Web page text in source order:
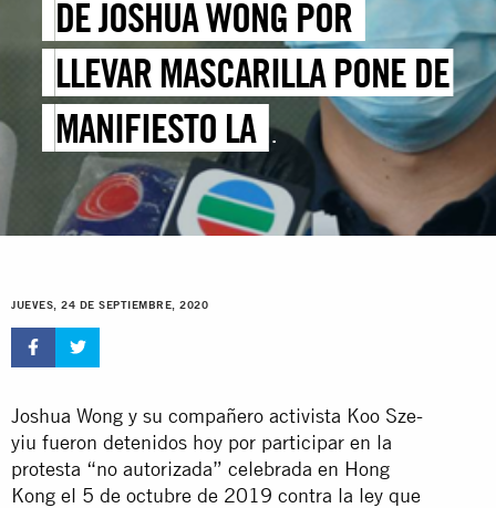
DE JOSHUA WONG POR
LLEVAR MASCARILLA PONE DE
MANIFIESTO LA
INTENSIFICACIÓN DE LA
REPRESIÓN DE LA DISIDENCIA
JUEVES, 24 DE SEPTIEMBRE, 2020
Joshua Wong y su compañero activista Koo Sze-
yiu fueron detenidos hoy por participar en la
protesta “no autorizada” celebrada en Hong
Kong el 5 de octubre de 2019 contra la ley que